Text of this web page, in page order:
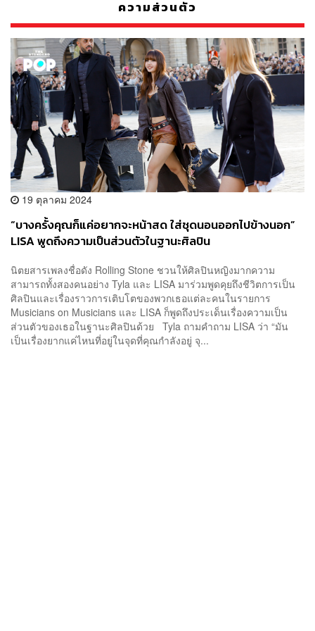
ความส่วนตัว
19 ตุลาคม 2024
“บางครั้งคุณก็แค่อยากจะหน้าสด ใส่ชุดนอนออกไปข้างนอก”
LISA พูดถึงความเป็นส่วนตัวในฐานะศิลปิน
นิตยสารเพลงชื่อดัง Rolling Stone ชวนให้ศิลปินหญิงมากความ
สามารถทั้งสองคนอย่าง Tyla และ LISA มาร่วมพูดคุยถึงชีวิตการเป็น
ศิลปินและเรื่องราวการเติบโตของพวกเธอแต่ละคนในรายการ
Musicians on Musicians และ LISA ก็พูดถึงประเด็นเรื่องความเป็น
ส่วนตัวของเธอในฐานะศิลปินด้วย Tyla ถามคำถาม LISA ว่า “มัน
เป็นเรื่องยากแค่ไหนที่อยู่ในจุดที่คุณกำลังอยู่ จุ...